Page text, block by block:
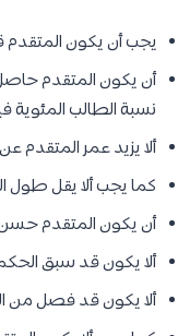
يجب أن يكون
أن يكون المتقدم حاصل
نسبة الطالب المئوية
ألا يزيد عمر المتقدم عن 21 عام في يوم 1 / 9 في عام التقديم
كما يجب ألا يقل طول المتقدم عن 165 سم
أن يكون المتقدم
ألا يكون قد سبق الحكم
ألا يكون قد فصل من